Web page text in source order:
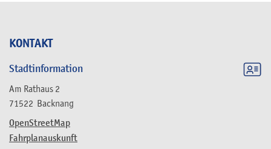
KONTAKT
Stadtinformation
Am Rathaus 2
71522 Backnang
OpenStreetMap
Fahrplanauskunft